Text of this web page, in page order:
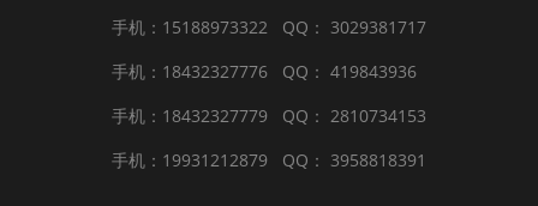
手机：15188973322
QQ： 3029381717
手机：18432327776QQ： 419843936
手机：18432327779QQ： 2810734153
手机：19931212879
QQ： 3958818391